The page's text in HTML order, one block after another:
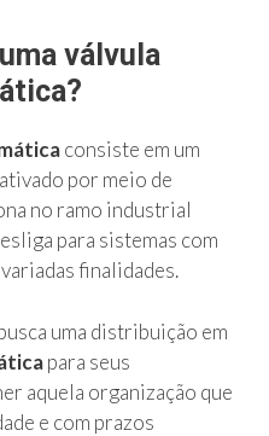
válvula
consiste em um
por meio de
no ramo industrial
para sistemas com
finalidades.
uma distribuição em
para seus
aquela organização que
e com prazos